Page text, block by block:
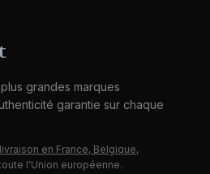
grandes marques
garantie sur chaque
livraison en France, Belgique,
l'Union européenne.